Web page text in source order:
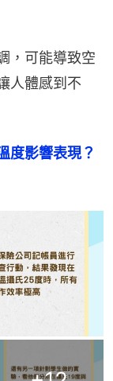
，可能導致空
人體感到不
度影響表現？